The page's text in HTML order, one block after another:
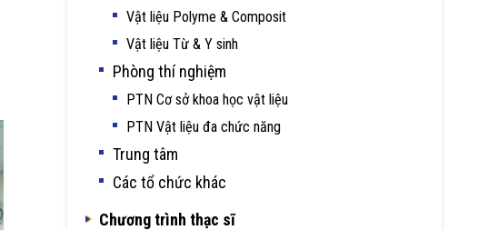
Vật liệu Polyme & Composit
Vật liệu Từ & Y sinh
Phòng thí nghiệm
PTN Cơ sở khoa học vật liệu
PTN Vật liệu đa chức năng
Trung tâm
Các tổ chức khác
Chương trình thạc sĩ